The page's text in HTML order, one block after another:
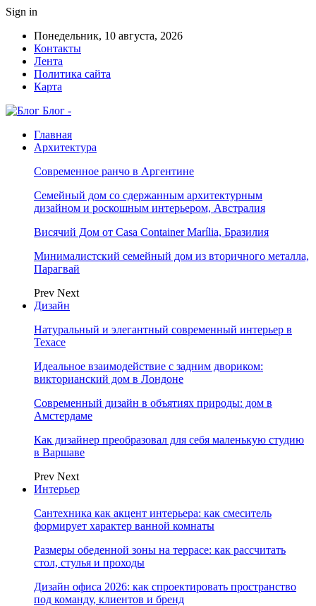
Sign in
Понедельник, 10 августа, 2026
Контакты
Лента
Политика сайта
Карта
Блог -
Главная
Архитектура
Современное ранчо в Аргентине
Семейный дом со сдержанным архитектурным
дизайном и роскошным интерьером, Австралия
Висячий Дом от Casa Container Marília, Бразилия
Минималистский семейный дом из вторичного металла,
Парагвай
Prev Next
Дизайн
Натуральный и элегантный современный интерьер в
Техасе
Идеальное взаимодействие с задним двориком:
викторианский дом в Лондоне
Современный дизайн в объятиях природы: дом в
Амстердаме
Как дизайнер преобразовал для себя маленькую студию
в Варшаве
Prev Next
Интерьер
Сантехника как акцент интерьера: как смеситель
формирует характер ванной комнаты
Размеры обеденной зоны на террасе: как рассчитать
стол, стулья и проходы
Дизайн офиса 2026: как спроектировать пространство
под команду, клиентов и бренд